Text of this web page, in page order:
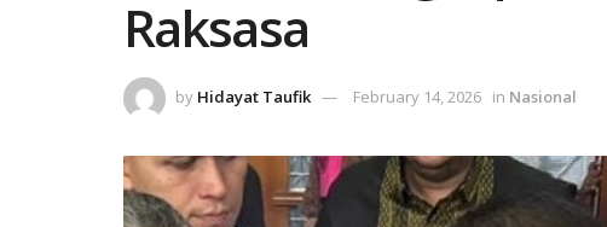
Raksasa
by Hidayat Taufik February 14, 2026 in Nasional